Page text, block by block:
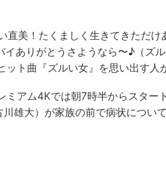
直美！たくましく生きてきただけ
ありがとうさようなら〜♪（ズ
ト曲『ズルい女』を思い出す人
アム4Kでは朝7時半からスター
雄大）が家族の前で病状について